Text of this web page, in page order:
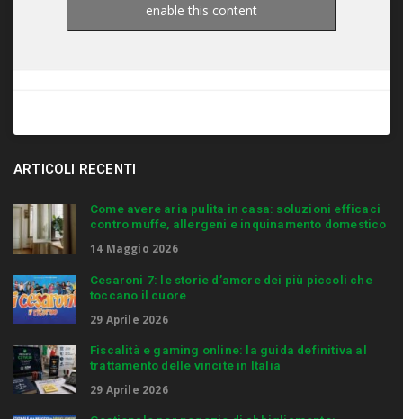
enable this content
ARTICOLI RECENTI
Come avere aria pulita in casa: soluzioni efficaci
contro muffe, allergeni e inquinamento domestico
14 Maggio 2026
Cesaroni 7: le storie d’amore dei più piccoli che
toccano il cuore
29 Aprile 2026
Fiscalità e gaming online: la guida definitiva al
trattamento delle vincite in Italia
29 Aprile 2026